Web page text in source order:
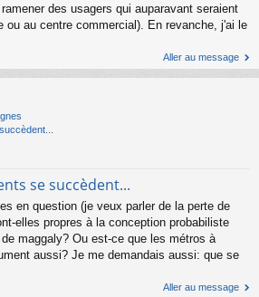
des usagers qui auparavant seraient
ou au centre commercial). En revanche, j'ai le
Aller au message
se succèdent...
en question (je veux parler de la perte de
elles propres à la conception probabiliste
maggaly? Ou est-ce que les métros à
aussi? Je me demandais aussi: que se
Aller au message